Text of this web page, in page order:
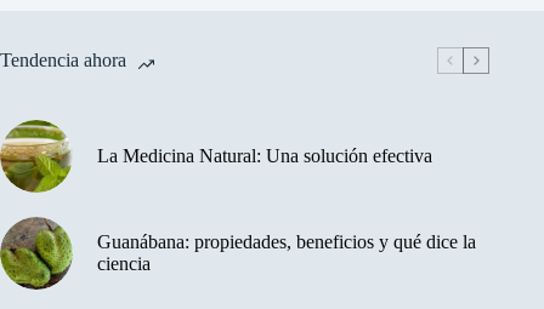
Tendencia ahora
La Medicina Natural: Una solución efectiva
Guanábana: propiedades, beneficios y qué dice la
ciencia